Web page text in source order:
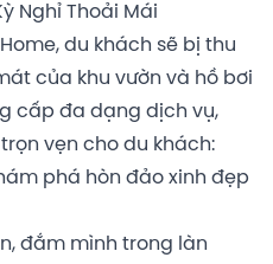
Nghỉ Thoải Mái
du khách sẽ bị thu
của khu vườn và hồ bơi
cấp đa dạng dịch vụ,
vẹn cho du khách:
phá hòn đảo xinh đẹp
đắm mình trong làn